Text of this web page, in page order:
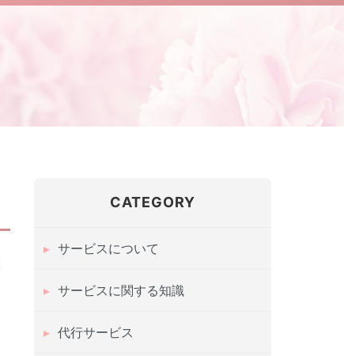
CATEGORY
サービスについて
サービスに関する知識
代行サービス